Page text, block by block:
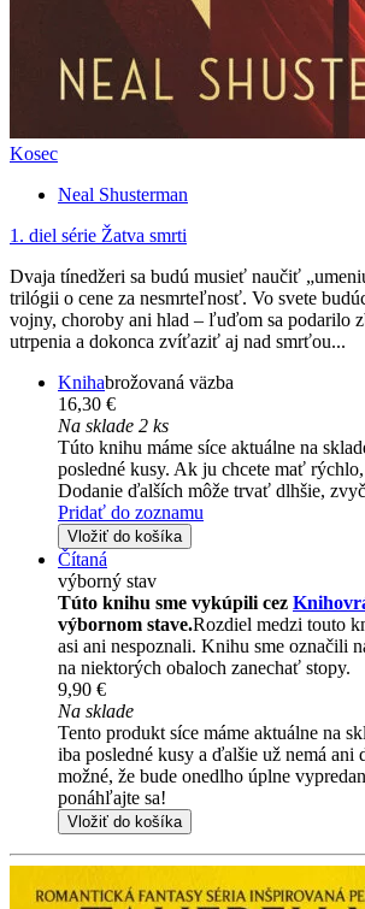
Kosec
Neal Shusterman
1. diel série Žatva smrti
Dvaja tínedžeri sa budú musieť naučiť
trilógii o cene za nesmrteľnosť. Vo svete
vojny, choroby ani hlad – ľuďom sa podarilo
utrpenia a dokonca zvíťaziť aj nad smrťou...
Knihabrožovaná väzba
16,30 €
Na sklade 2 ks
Túto knihu máme síce aktuálne na
posledné kusy. Ak ju chcete mať
Dodanie ďalších môže trvať dlhšie,
Pridať do zoznamu
Vložiť do košíka
Čítaná
výborný stav
Túto knihu sme vykúpili cez
výbornom stave.Rozdiel medzi touto
asi ani nespoznali. Knihu sme označili
na niektorých obaloch zanechať stopy.
9,90 €
Na sklade
Tento produkt síce máme aktuálne na
iba posledné kusy a ďalšie už nemá ani
možné, že bude onedlho úplne
ponáhľajte sa!
Vložiť do košíka